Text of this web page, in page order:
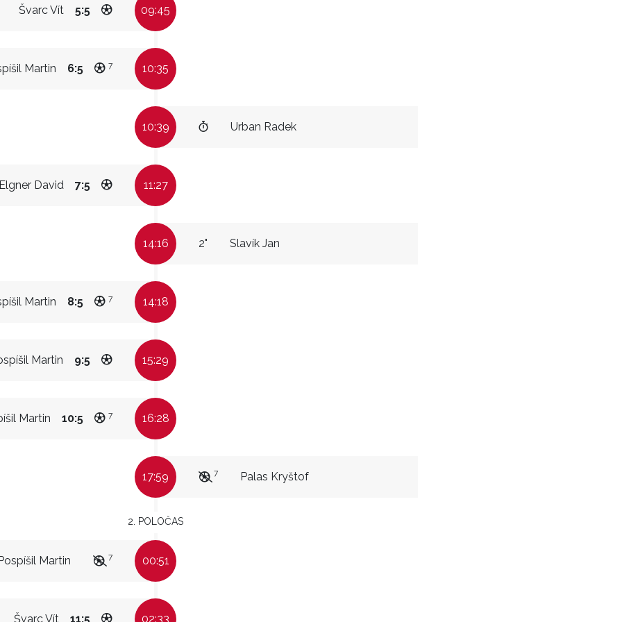
Švarc Vít 5:5 09:45
Martin 6:5 7 10:35
10:39 Urban Radek
Elgner David 7:5 11:27
14:16 Slavík Jan
2"
Martin 8:5 7 14:18
Martin 9:5 15:29
Martin 10:5 7 16:28
17:59 Palas Kryštof
7
2. POLOČAS
Martin 7 00:51
Švarc Vít 11:5 02:33